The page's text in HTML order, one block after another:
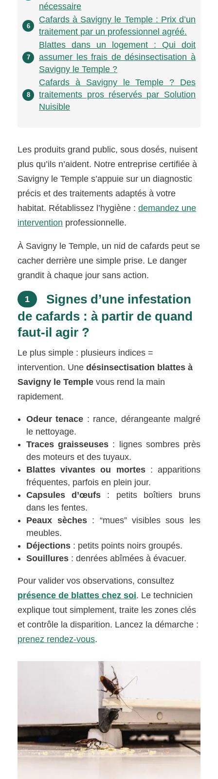
nécessaire
6
Cafards à Savigny le Temple : Prix d’un
traitement par un professionnel agréé.
7
Blattes dans un logement : Qui doit
assumer les frais de désinsectisation à
Savigny le Temple ?
8
Cafards à Savigny le Temple ? Des
traitements pros réservés par Solution
Nuisible
Les produits grand public, sous dosés, nuisent
plus qu’ils n’aident. Notre entreprise certifiée à
Savigny le Temple s’appuie sur un diagnostic
précis et des traitements adaptés à votre
habitat. Rétablissez l’hygiène :demandez une
intervention professionnelle.
À Savigny le Temple, un nid de cafards peut se
cacher derrière une simple prise. Le danger
grandit à chaque jour sans action.
1
Signes d’une infestation
de cafards : à partir de quand
faut-il agir ?
Le plus simple : plusieurs indices =
intervention. Unedésinsectisation blattes à
Savigny le Temple vous rend la main
rapidement.
Odeur tenace : rance, dérangeante malgré
le nettoyage.
Traces graisseuses : lignes sombres près
des moteurs et des tuyaux.
Blattes vivantes ou mortes: apparitions
fréquentes, parfois en plein jour.
Capsules d’œufs : petits boîtiers bruns
dans les fentes.
Peaux sèches: “mues” visibles sous les
meubles.
Déjections : petits points noirs groupés.
Souillures : denrées abîmées à évacuer.
Pour valider vos observations, consultez
présence de blattes chez soi. Le technicien
explique tout simplement, traite les zones clés
et contrôle la disparition. Lancez la démarche :
prenez rendez-vous.